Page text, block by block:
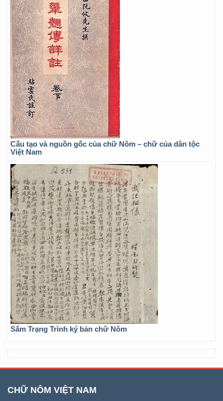
Cấu tạo và nguồn gốc của chữ Nôm – chữ của dân tộc
Việt Nam
Sấm Trạng Trình ký bản chữ Nôm
CHỮ NÔM VIỆT NAM